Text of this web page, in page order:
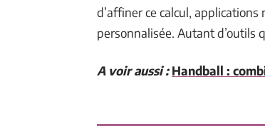
d’affiner ce calcul,
personnalisée. Autant d’outils
A voir aussi : Handball :